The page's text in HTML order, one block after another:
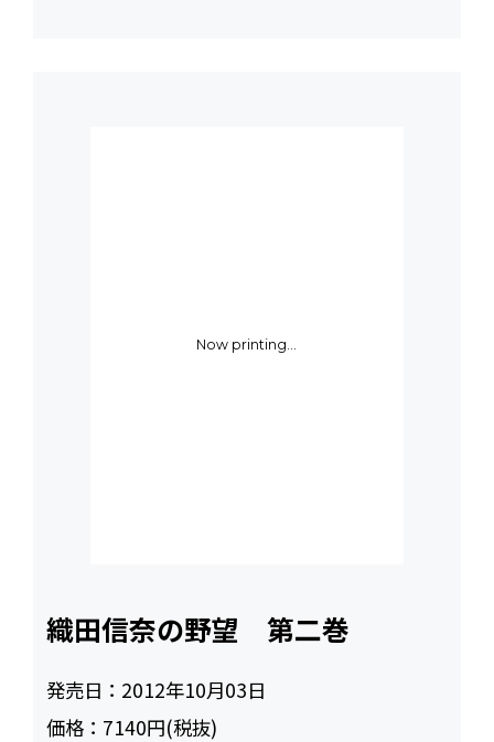
Now printing...
織田信奈の野望 第二巻
発売日： 2012年10月03日
価格： 7140円(税抜)